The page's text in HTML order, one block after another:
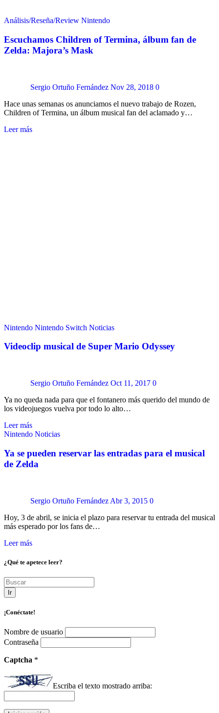
Análisis/Reseña/Review Nintendo
Escuchamos Children of Termina, álbum fan de
Zelda: Majora’s Mask
Sergio Ortuño Fernández Nov 28, 2018 0
Hace unas semanas os anunciamos el nuevo trabajo de Rozen,
Children of Termina, un álbum musical fan del aclamado y…
Leer más
Nintendo Nintendo Switch Noticias
Videoclip musical de Super Mario Odyssey
Sergio Ortuño Fernández Oct 11, 2017 0
Ya no queda nada para que el fontanero más querido del mundo de
los videojuegos vuelva por todo lo alto…
Leer más
Nintendo Noticias
Ya se pueden reservar las entradas para el musical
de Zelda
Sergio Ortuño Fernández Abr 3, 2015 0
Hoy, 3 de abril, se inicia el plazo para reservar tu entrada del musical
más esperado por los fans de…
Leer más
¿Qué te apetece leer?
Ir
¡Conéctate!
Nombre de usuario
Contraseña
Captcha *
Escriba el texto mostrado arriba: